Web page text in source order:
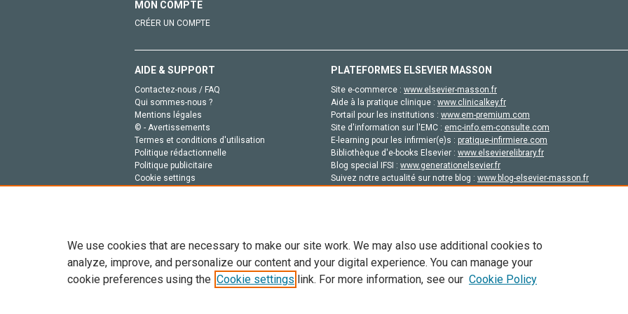
MON COMPTE
CRÉER UN COMPTE
AIDE & SUPPORT
Contactez-nous / FAQ
Qui sommes-nous ?
Mentions légales
© - Avertissements
Termes et conditions d'utilisation
Politique rédactionnelle
Politique publicitaire
Cookie settings
PLATEFORMES ELSEVIER MASSON
Site e-commerce : www.elsevier-masson.fr
Aide à la pratique clinique : www.clinicalkey.fr
Portail pour les institutions : www.em-premium.com
Site d'information sur l'EMC : emc-info.em-consulte.com
E-learning pour les infirmier(e)s : pratique-infirmiere.com
Bibliothèque d'e-books Elsevier : www.elsevierelibrary.fr
Blog special IFSI : www.generationelsevier.fr
Suivez notre actualité sur notre blog : www.blog-elsevier-masson.fr
Tout le contenu de ce site: Copyright © 2026 Elsevier, ses concédants de licence et ses contributeurs. Tout les droits sont réservés,
de données, a la formation en IA et aux technologies similaires. Pour tout contenu en libre accès, les conditions de licence
We use cookies that are necessary to make our site work. We may also use additional cookies to
analyze, improve, and personalize our content and your digital experience. You can manage your
cookie preferences using the Cookie settings link. For more information, see our Cookie Policy